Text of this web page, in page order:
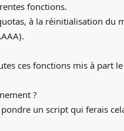
fonctions.
à la réinitialisation du
ces fonctions mis à part
?
un script qui ferais